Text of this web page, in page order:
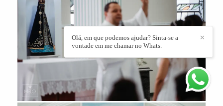
✕
Olá, em que podemos ajudar? Sinta-se a
vontade em me chamar no Whats.